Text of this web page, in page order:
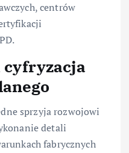
centrów
sprzyja rozwojowi
detali
fabrycznych